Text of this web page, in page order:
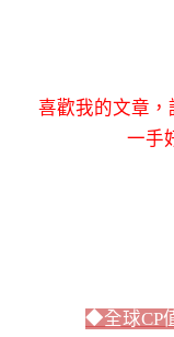
喜歡我的文章
一手
◆全球CP